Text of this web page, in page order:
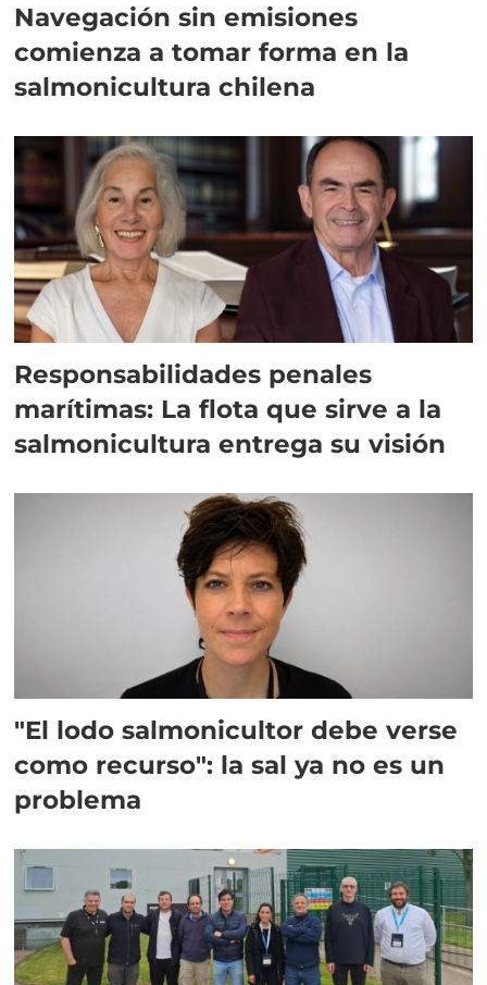
Navegación sin emisiones
comienza a tomar forma en la
salmonicultura chilena
Responsabilidades penales
marítimas: La flota que sirve a la
salmonicultura entrega su visión
"El lodo salmonicultor debe verse
como recurso": la sal ya no es un
problema